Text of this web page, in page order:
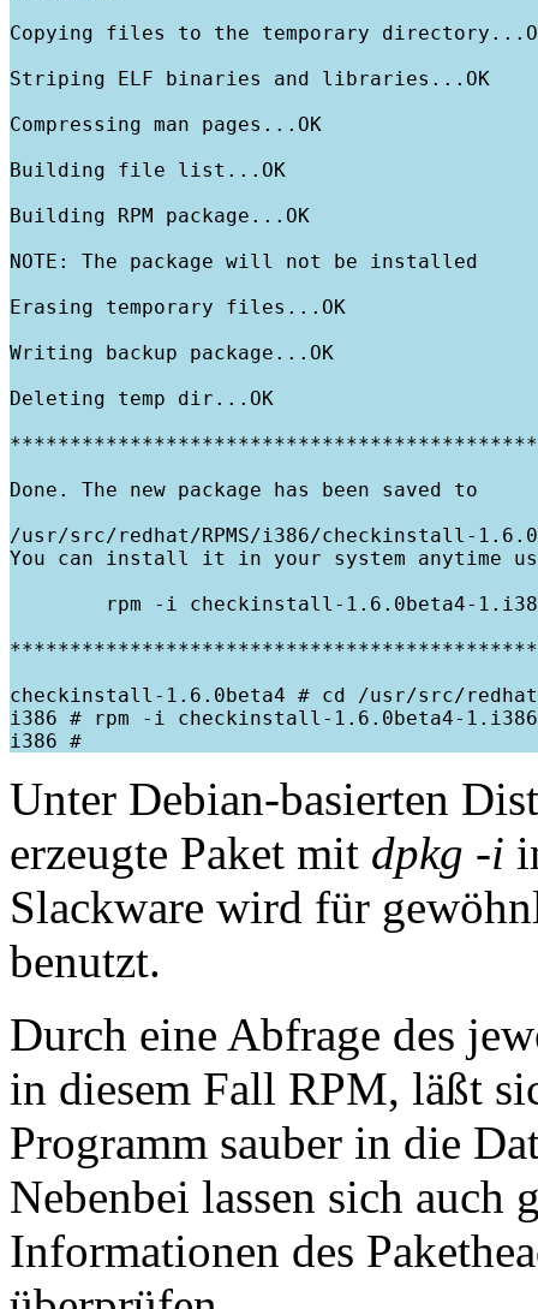
Copying files to the temporary
Striping ELF binaries and libraries...OK
Compressing man pages...OK
Building file list...OK
Building RPM package...OK
NOTE: The package will not be installed
Erasing temporary files...OK
Writing backup package...OK
Deleting temp dir...OK
Done. The new package has been saved to
/usr/src/redhat/RPMS/i386/checkinstall-
You can install it in your system anytime
rpm -i checkinstall-1.6.0beta4-
checkinstall-1.6.0beta4 # cd /usr/src/redhat/
i386 # rpm -i checkinstall-1.6.0beta4-
Unter Debian-basierten
erzeugte Paket mit dpkg -i
Slackware wird für
benutzt.
Durch eine Abfrage des
in diesem Fall RPM, läßt
Programm sauber in die
Nebenbei lassen sich auch
Informationen des